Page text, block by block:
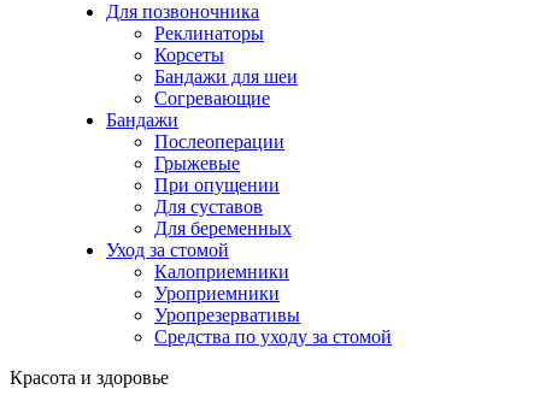
Для позвоночника
Реклинаторы
Корсеты
Бандажи для шеи
Согревающие
Бандажи
Послеоперации
Грыжевые
При опущении
Для суставов
Для беременных
Уход за стомой
Калоприемники
Уроприемники
Уропрезервативы
Средства по уходу за стомой
Красота и здоровье